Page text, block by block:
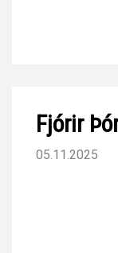
Fjórir
05.11.2025